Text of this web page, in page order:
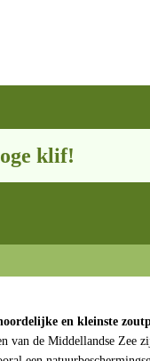
klif!
en kleinste
de Middellandse Zee